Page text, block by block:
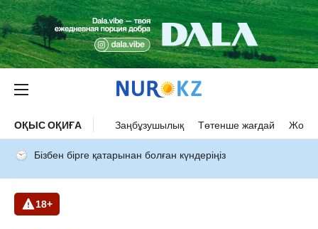
ОҚЫС ОҚИҒА Заңбұзушылық Төтенше жағдай Жол
Бізбен бірге қатарынан болған күндеріңіз
18+